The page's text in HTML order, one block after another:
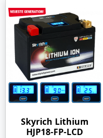
Skyrich Lithium
HJP18-FP-LCD